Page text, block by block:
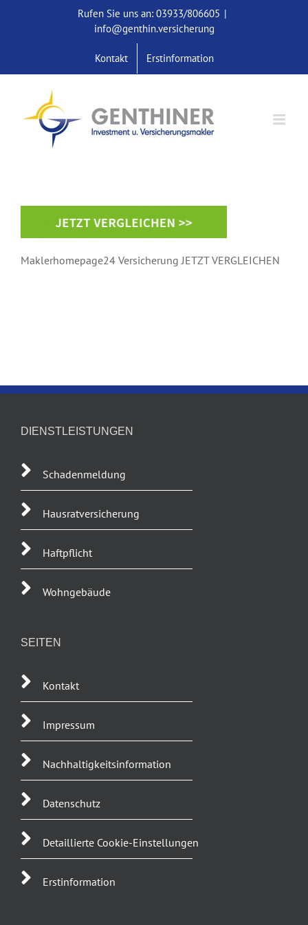
Rufen Sie uns an: 03933/806605 |
info@genthin.versicherung
Kontakt Erstinformation
Maklerhomepage24 Versicherung JETZT VERGLEICHEN
DIENSTLEISTUNGEN
Schadenmeldung
Hausratversicherung
Haftpflicht
Wohngebäude
SEITEN
Kontakt
Impressum
Nachhaltigkeitsinformation
Datenschutz
Detaillierte Cookie-Einstellungen
Erstinformation